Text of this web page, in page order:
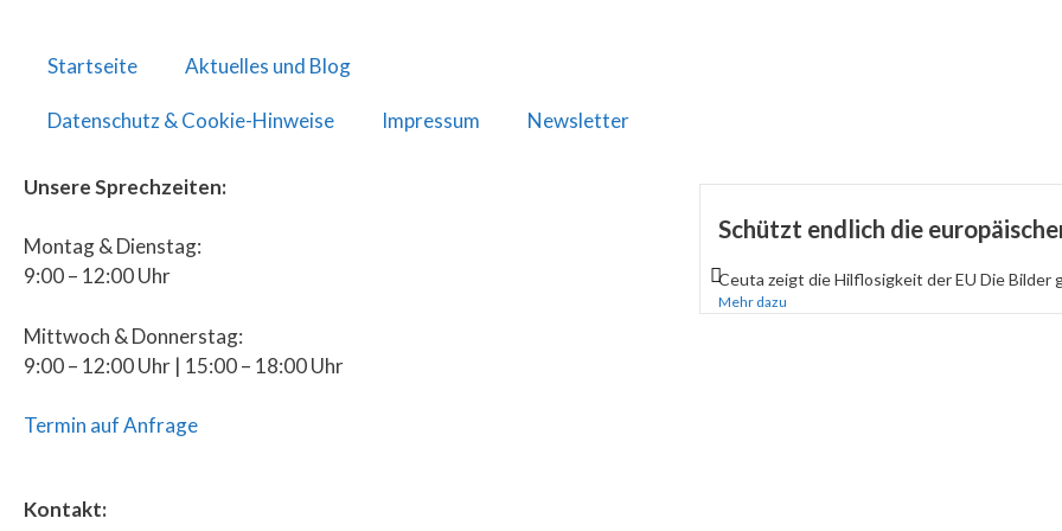
Startseite Aktuelles und Blog
Datenschutz & Cookie-Hinweise Impressum Newsletter
Unsere Sprechzeiten:
Montag & Dienstag:
9:00 – 12:00 Uhr
Mittwoch & Donnerstag:
9:00 – 12:00 Uhr | 15:00 – 18:00 Uhr
Termin auf Anfrage
Kontakt:
Schützt endlich die
Ceuta zeigt die Hilflosigkeit der EU Die Bilder
Mehr dazu